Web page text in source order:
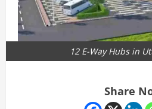
12 E-Way Hubs in
Share